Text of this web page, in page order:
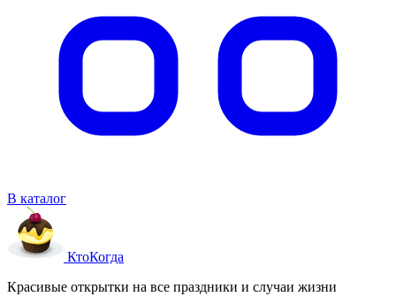
В каталог
КтоКогда
Красивые открытки на все праздники и случаи жизни